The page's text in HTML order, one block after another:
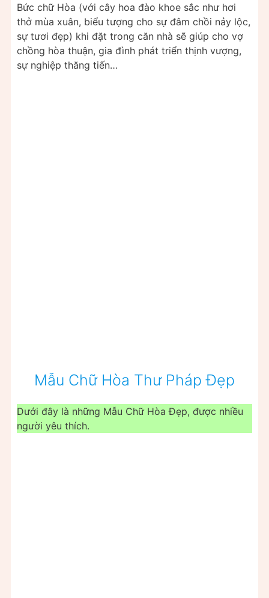
Bức chữ Hòa (với cây hoa đào khoe sắc như hơi
thở mùa xuân, biểu tượng cho sự đâm chồi nảy lộc,
sự tươi đẹp) khi đặt trong căn nhà sẽ giúp cho vợ
chồng hòa thuận, gia đình phát triển thịnh vượng,
sự nghiệp thăng tiến…
Mẫu Chữ Hòa Thư Pháp Đẹp
Dưới đây là những Mẫu Chữ Hòa Đẹp, được nhiều
người yêu thích.